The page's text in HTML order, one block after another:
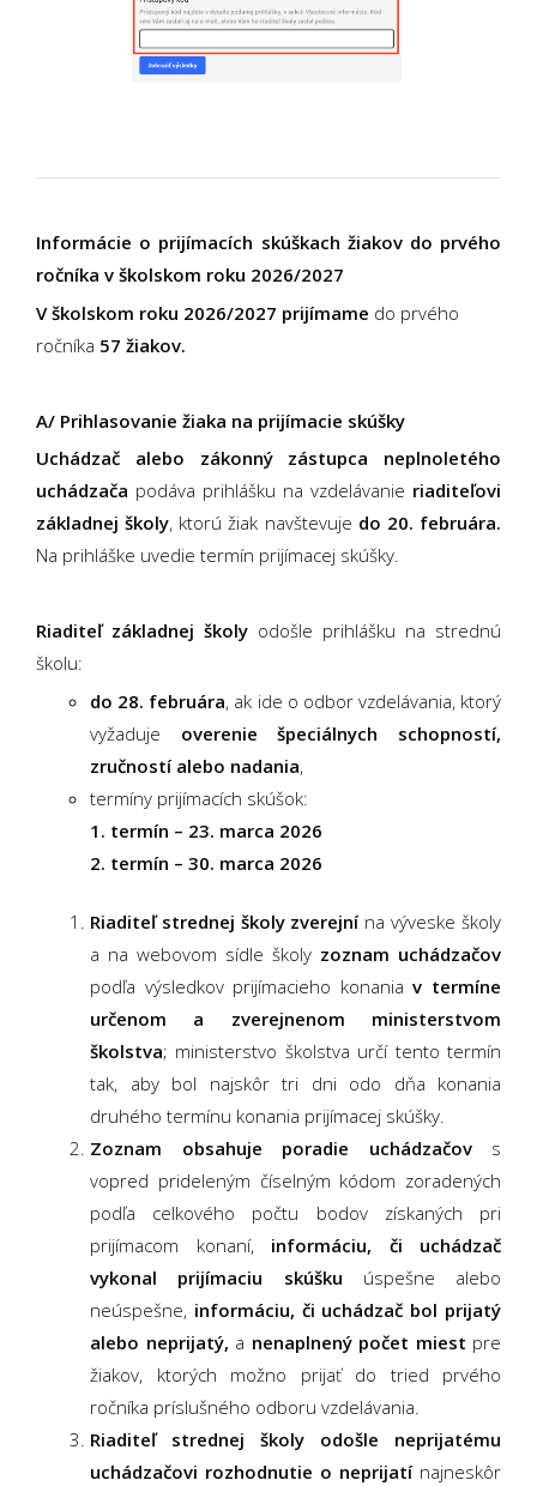
Informácie o prijímacích skúškach žiakov do prvého
ročníka v školskom roku 2026/2027
V školskom roku 2026/2027 prijímame do prvého
ročníka 57 žiakov.
A/ Prihlasovanie žiaka na prijímacie skúšky
Uchádzač alebo zákonný zástupca neplnoletého
uchádzača podáva prihlášku na vzdelávanie riaditeľovi
základnej školy, ktorú žiak navštevuje do 20. februára.
Na prihláške uvedie termín prijímacej skúšky.
Riaditeľ základnej školy odošle prihlášku na strednú
školu:
do 28. februára, ak ide o odbor vzdelávania, ktorý
vyžaduje overenie špeciálnych schopností,
zručností alebo nadania,
termíny prijímacích skúšok:
1. termín – 23. marca 2026
2. termín – 30. marca 2026
Riaditeľ strednej školy zverejnína výveske školy
a na webovom sídle školy zoznam uchádzačov
podľa výsledkov prijímacieho konaniav termíne
určenom a zverejnenom ministerstvom
školstva; ministerstvo školstva určí tento termín
tak, aby bol najskôr tri dni odo dňa konania
druhého termínu konania prijímacej skúšky.
Zoznam obsahuje poradie uchádzačovs
vopred prideleným číselným kódom zoradených
podľa celkového počtu bodov získaných pri
prijímacom konaní, informáciu, či uchádzač
vykonal prijímaciu skúšku úspešne alebo
neúspešne, informáciu, či uchádzač bol prijatý
alebo neprijatý, a nenaplnený počet miest pre
žiakov, ktorých možno prijať do tried prvého
ročníka príslušného odboru vzdelávania.
Riaditeľ strednej školy odošle neprijatému
uchádzačovi rozhodnutie o neprijatínajneskôr